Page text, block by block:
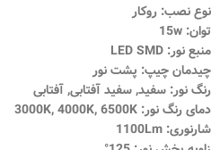
نوع نصب: روکار
توان: 15w
منبع نور: LED SMD
چیدمان چیپ: پشت نور
رنگ نور: سفید, سفید آفتابی, آفتابی
دمای رنگ نور: 3000K, 4000K, 6500K
شارنوری: 1100Lm